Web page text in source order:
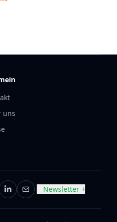
uns
LinkedIn
E-MailNewsletter +